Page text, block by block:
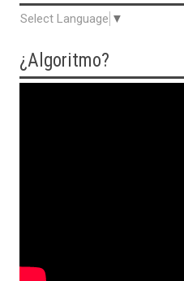
Select Language ▼
¿Algoritmo?